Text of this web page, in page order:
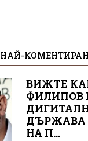
НАЙ-
ВИЖТЕ
ФИЛИПОВ
ДЪРЖАВА
НА П...